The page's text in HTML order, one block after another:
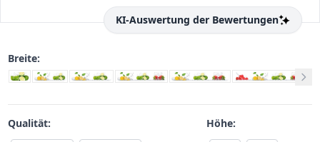
KI-Auswertung der Bewertungen
Breite:
Qualität:
Höhe: